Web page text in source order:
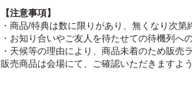
【注意事項】
・商品/特典は数に限りがあり、無くなり次第
・お知り合いやご友人を待たせての待機列へ
・天候等の理由により、商品未着のため販売
販売商品は会場にて、ご確認いただきますよ